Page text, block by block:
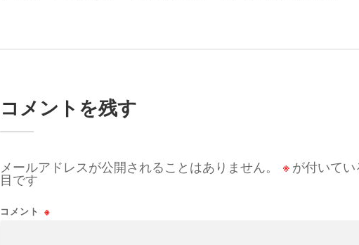
コメントを残す
メールアドレスが公開されることはありません。 ※ が付いて
目です
コメント ※